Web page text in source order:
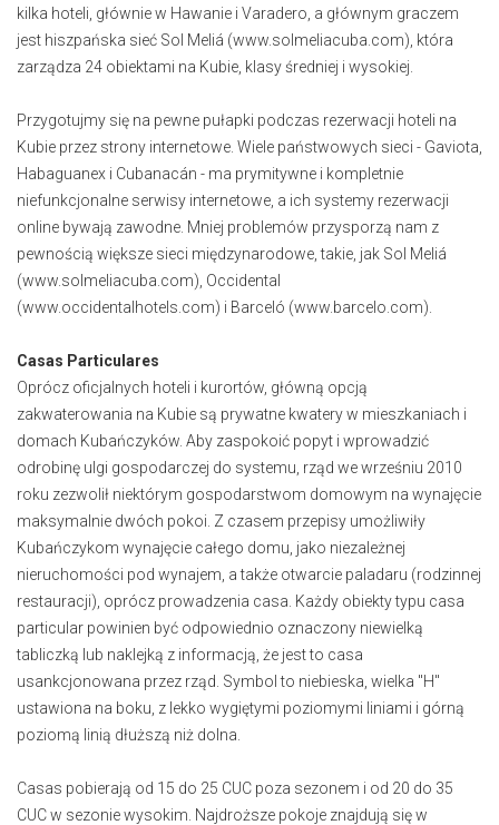
kilka hoteli, głównie w Hawanie i Varadero, a głównym graczem
jest hiszpańska sieć Sol Meliá (www.solmeliacuba.com), która
zarządza 24 obiektami na Kubie, klasy średniej i wysokiej.
Przygotujmy się na pewne pułapki podczas rezerwacji hoteli na
Kubie przez strony internetowe. Wiele państwowych sieci - Gaviota,
Habaguanex i Cubanacán - ma prymitywne i kompletnie
niefunkcjonalne serwisy internetowe, a ich systemy rezerwacji
online bywają zawodne. Mniej problemów przysporzą nam z
pewnością większe sieci międzynarodowe, takie, jak Sol Meliá
(www.solmeliacuba.com), Occidental
(www.occidentalhotels.com) i Barceló (www.barcelo.com).
Casas Particulares
Oprócz oficjalnych hoteli i kurortów, główną opcją
zakwaterowania na Kubie są prywatne kwatery w mieszkaniach i
domach Kubańczyków. Aby zaspokoić popyt i wprowadzić
odrobinę ulgi gospodarczej do systemu, rząd we wrześniu 2010
roku zezwolił niektórym gospodarstwom domowym na wynajęcie
maksymalnie dwóch pokoi. Z czasem przepisy umożliwiły
Kubańczykom wynajęcie całego domu, jako niezależnej
nieruchomości pod wynajem, a także otwarcie paladaru (rodzinnej
restauracji), oprócz prowadzenia casa. Każdy obiekty typu casa
particular powinien być odpowiednio oznaczony niewielką
tabliczką lub naklejką z informacją, że jest to casa
usankcjonowana przez rząd. Symbol to niebieska, wielka "H"
ustawiona na boku, z lekko wygiętymi poziomymi liniami i górną
poziomą linią dłuższą niż dolna.
Casas pobierają od 15 do 25 CUC poza sezonem i od 20 do 35
CUC w sezonie wysokim. Najdroższe pokoje znajdują się w